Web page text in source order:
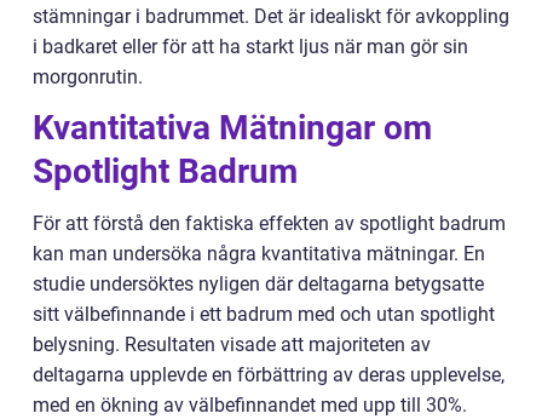
stämningar i badrummet. Det är idealiskt för avkoppling
i badkaret eller för att ha starkt ljus när man gör sin
morgonrutin.
Kvantitativa Mätningar om
Spotlight Badrum
För att förstå den faktiska effekten av spotlight badrum
kan man undersöka några kvantitativa mätningar. En
studie undersöktes nyligen där deltagarna betygsatte
sitt välbefinnande i ett badrum med och utan spotlight
belysning. Resultaten visade att majoriteten av
deltagarna upplevde en förbättring av deras upplevelse,
med en ökning av välbefinnandet med upp till 30%.